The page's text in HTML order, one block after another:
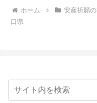
ホーム 安産祈願
口県